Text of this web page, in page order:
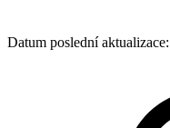
Datum poslední aktualizace: